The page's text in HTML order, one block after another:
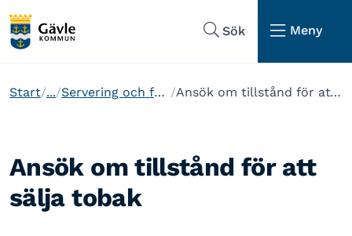
Sök
Meny
Start ... Servering och försäljning Ansök om tillstånd för att sälja tobak
Ansök om tillstånd för att
sälja tobak